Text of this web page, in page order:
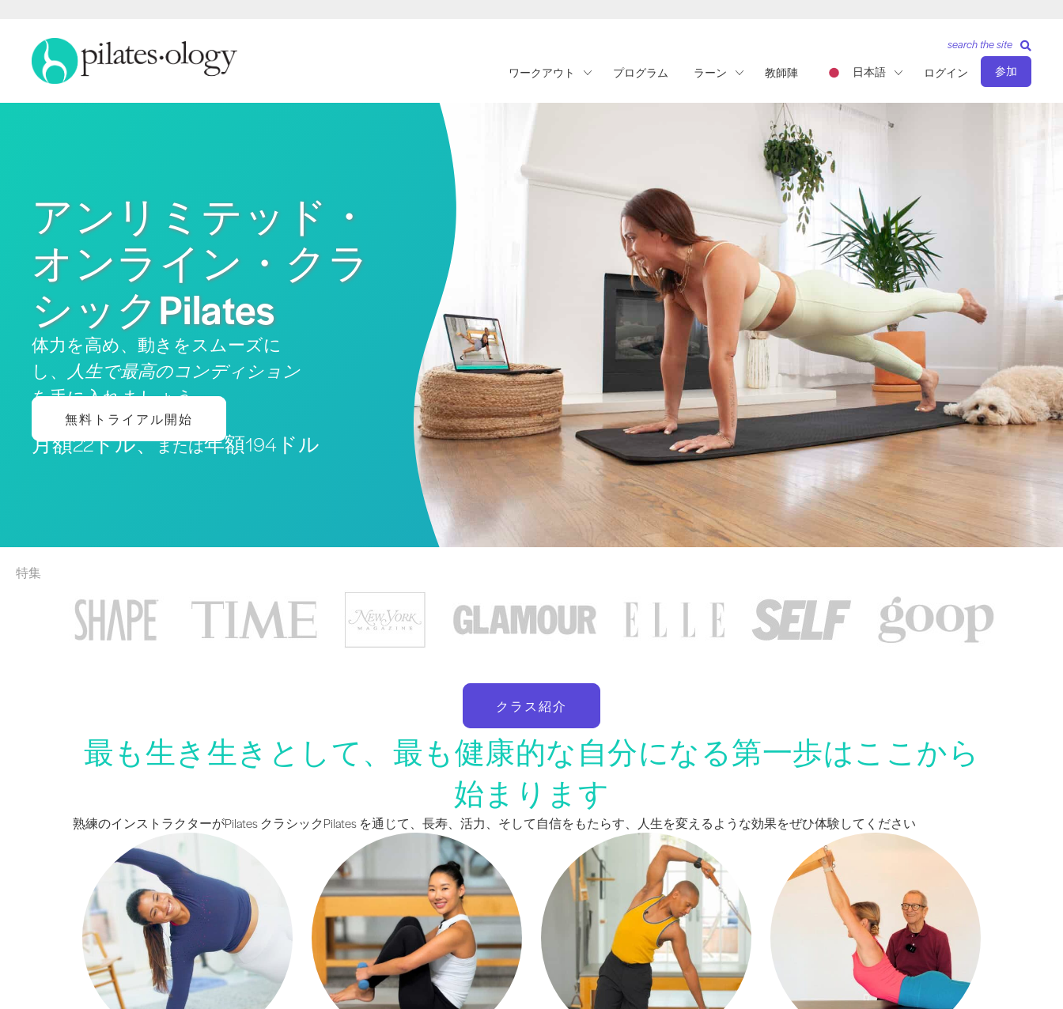
ワークアウト プログラム ラーン 教師陣 日本語 ログイン 参加
search the site
アンリミテッド・
オンライン・クラ
シックPilates
体力を高め、動きをスムーズに
し、
人生で最高のコンディション
を手に入れましょう
無料トライアル開始
月額22ドル、または年額194ドル
特集
クラス紹介
最も生き生きとして、最も健康的な自分になる第一歩はここから
始まります
熟練のインストラクターがPilates クラシックPilates を通じて、長寿、活力、そして自信をもたらす、人生を変えるような効果をぜひ体験してください